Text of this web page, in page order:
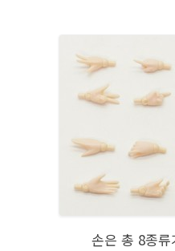
손은 총 8종